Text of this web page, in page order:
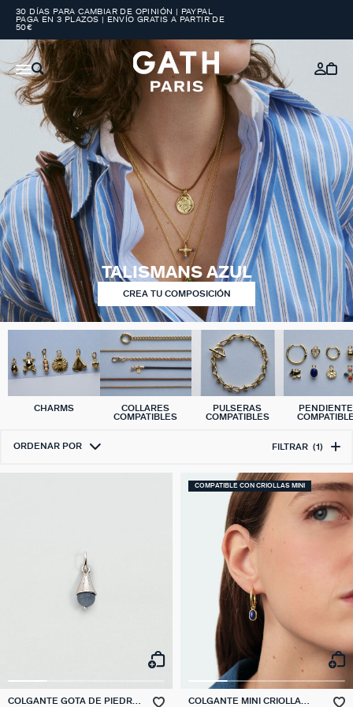
30 DÍAS PARA CAMBIAR DE OPINIÓN | PAYPAL
PAGA EN 3 PLAZOS | ENVÍO GRATIS A PARTIR DE
50€
TALISMANS AZUL
CREA TU COMPOSICIÓN
CHARMS
COLLARES
COMPATIBLES
PULSERAS
COMPATIBLES
ORDENAR POR FILTRAR (1)
COLGANTE GOTA DE PIEDRA
COMPATIBLE CON CRIOLLAS MINI
COLGANTE MINI CRIOLLA